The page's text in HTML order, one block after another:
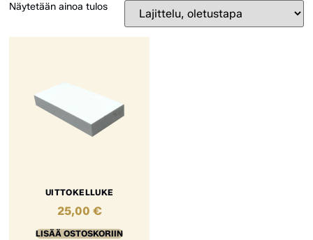
Näytetään ainoa tulos
UITTOKELLUKE
25,00 €
LISÄÄ OSTOSKORIIN